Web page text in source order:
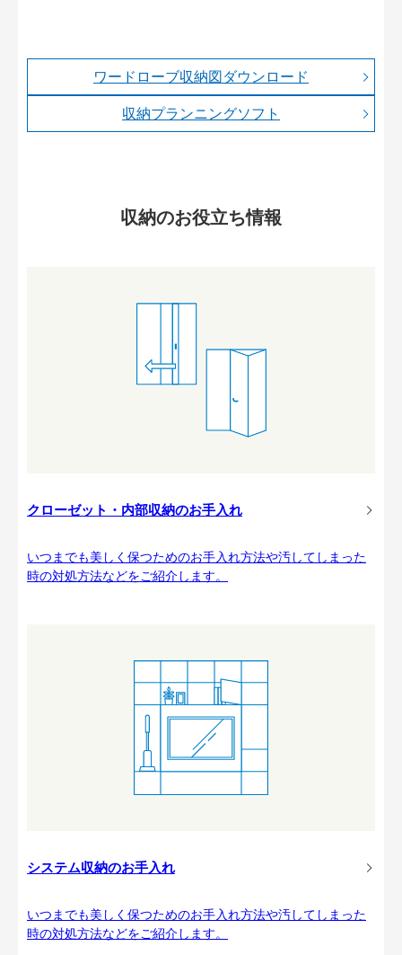
ワードローブ収納図ダウンロード
収納プランニングソフト
収納のお役立ち情報
クローゼット・内部収納のお手入れ
いつまでも美しく保つためのお手入れ方法や汚してしまった
時の対処方法などをご紹介します。
システム収納のお手入れ
いつまでも美しく保つためのお手入れ方法や汚してしまった
時の対処方法などをご紹介します。